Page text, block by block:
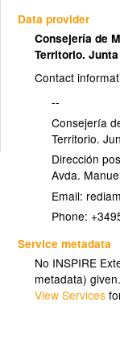
Data provider
Consejería de
Territorio.
Contact
--
Consejería
Territorio.
Dirección
Avda.
Email:
Phone:
Service metadata
No INSPIRE
metadata)
View Services